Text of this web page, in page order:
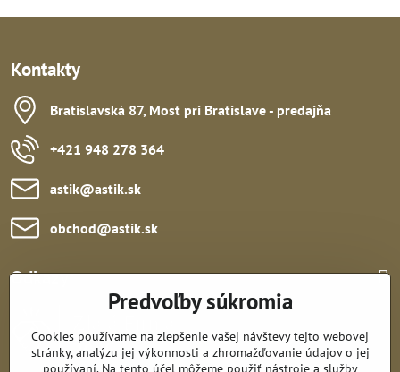
Kontakty
Bratislavská 87, Most pri Bratislave - predajňa
+421 948 278 364
astik​@astik​.sk
obchod​@astik​.sk
Odkazy:
Predvoľby súkromia
Cookies používame na zlepšenie vašej návštevy tejto webovej
stránky, analýzu jej výkonnosti a zhromažďovanie údajov o jej
používaní. Na tento účel môžeme použiť nástroje a služby